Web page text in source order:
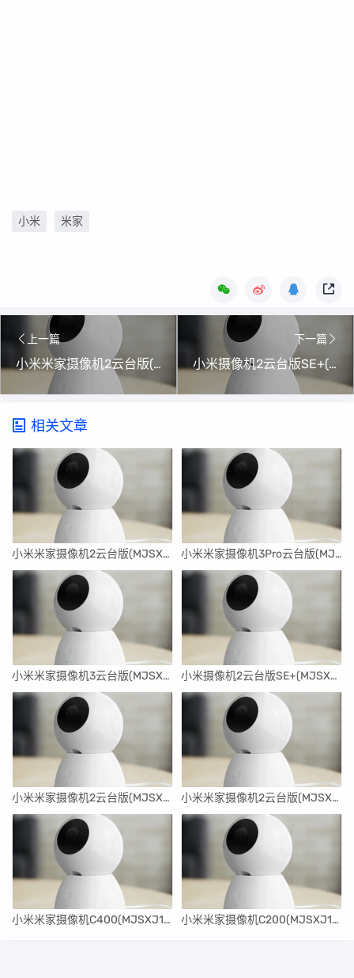
小米 米家
上一篇
小米米家摄像机2云台版(MJSXJ12CM)刷机升级固件5.1.5_0400
下一篇
小米摄像机2云台版SE+(MJSXJ14CM)刷机升级固件5.1.2_0341
相关文章
小米米家摄像机2云台版(MJSXJ17CM)刷机升级固件5.1.5_0345 小米米家摄像机3Pro云台版(MJSXJ16CM)刷机升级固件5.1.7_0388
小米米家摄像机3云台版(MJSXJ15CM)刷机升级固件5.1.7_0357 小米摄像机2云台版SE+(MJSXJ14CM)刷机升级固件5.1.2_0341
小米米家摄像机2云台版(MJSXJ12CM)刷机升级固件5.1.5_0400 小米米家摄像机2云台版(MJSXJ11CM)刷机升级固件5.1.5_0391
小米米家摄像机C400(MJSXJ11CM)刷机升级固件5.1.5_0379 小米米家摄像机C200(MJSXJ10CM)刷机升级固件4.3.4_0376